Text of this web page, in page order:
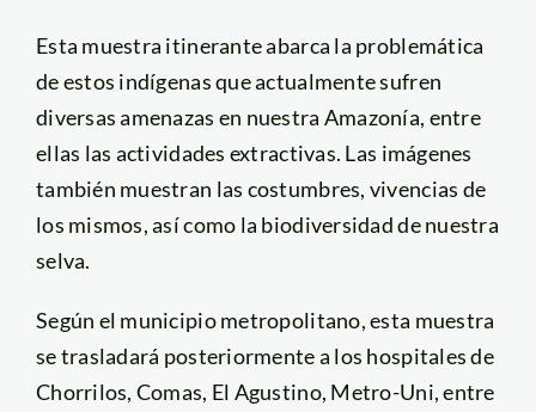
Esta muestra itinerante abarca la problemática
de estos indígenas que actualmente sufren
diversas amenazas en nuestra Amazonía, entre
ellas las actividades extractivas. Las imágenes
también muestran las costumbres, vivencias de
los mismos, así como la biodiversidad de nuestra
selva.
Según el municipio metropolitano, esta muestra
se trasladará posteriormente a los hospitales de
Chorrilos, Comas, El Agustino, Metro-Uni, entre